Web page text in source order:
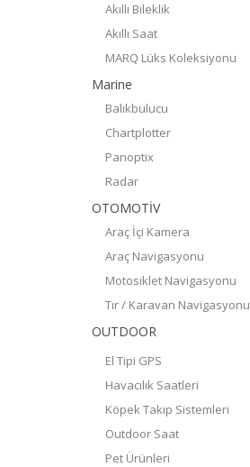
Akıllı Bileklik
Akıllı Saat
MARQ Lüks Koleksiyonu
Marine
Balıkbulucu
Chartplotter
Panoptix
Radar
OTOMOTİV
Araç İçi Kamera
Araç Navigasyonu
Motosiklet Navigasyonu
Tır / Karavan Navigasyonu
OUTDOOR
El Tipi GPS
Havacılık Saatleri
Köpek Takip Sistemleri
Outdoor Saat
Pet Ürünleri